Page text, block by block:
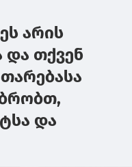
არის
და თქვენ
და